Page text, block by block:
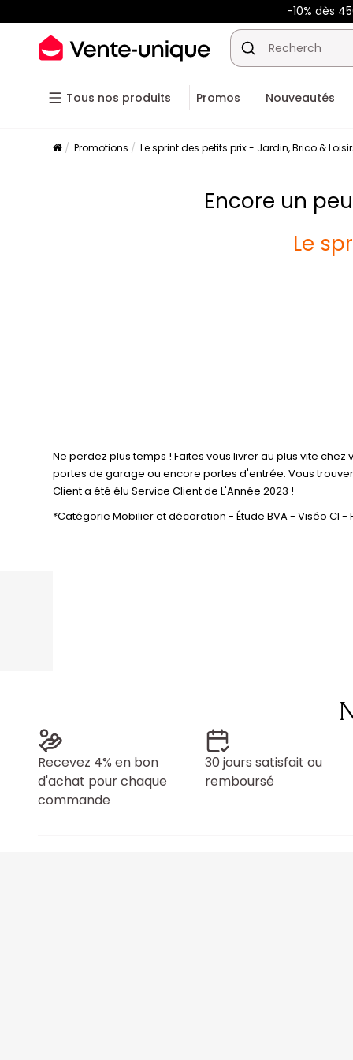
-10% dès
Tous nos produits Promos Nouveautés
Promotions Le sprint des petits prix - Jardin, Brico &
Encore un
Le
Ne perdez plus temps ! Faites vous livrer au plus vite
portes de garage ou encore portes d'entrée. Vous
Client a été élu Service Client de L'Année 2023 !
*Catégorie Mobilier et décoration - Étude BVA - Viséo CI
Recevez 4% en bon
d'achat pour chaque
commande
30 jours satisfait ou
remboursé